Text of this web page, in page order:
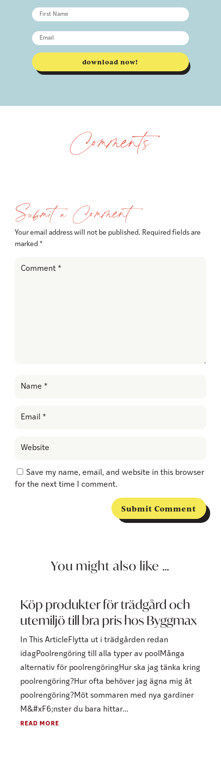
download now!
Comments
Submit a Comment
Your email address will not be published. Required fields are
marked *
Save my name, email, and website in this browser
for the next time I comment.
Submit Comment
You might also like …
Köp produkter för trädgård och
utemiljö till bra pris hos Byggmax
In This ArticleFlytta ut i trädgården redan
idagPoolrengöring till alla typer av poolMånga
alternativ för poolrengöringHur ska jag tänka kring
poolrengöring?Hur ofta behöver jag ägna mig åt
poolrengöring?Möt sommaren med nya gardiner
M&#xF6;nster du bara hittar...
READ MORE